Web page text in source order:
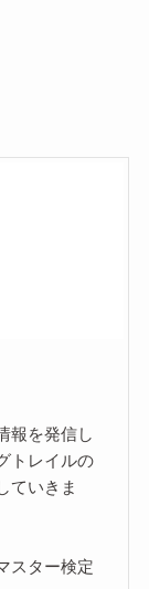
報を発信し
トレイルの
ていきま
スター検定